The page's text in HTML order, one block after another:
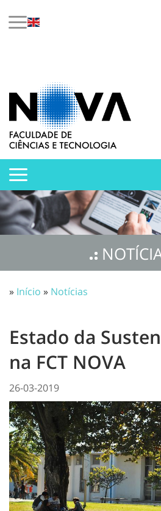
» Início » Notícias
Estado da
na FCT NOVA
26-03-2019